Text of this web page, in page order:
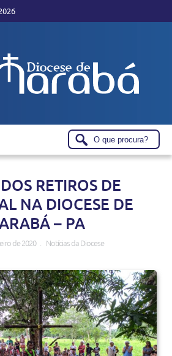
RETIROS DE
NA DIOCESE DE
– PA
de 2020 . Notícias da Diocese